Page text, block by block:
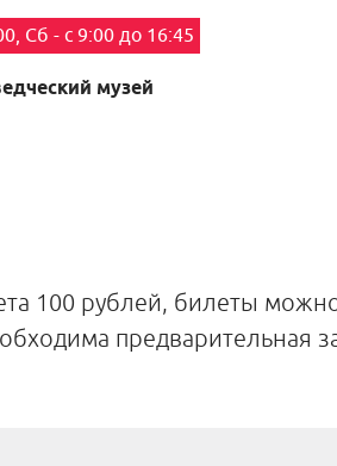
Сб - с 9:00 до 16:45
музей
100 рублей, билеты
предварительная